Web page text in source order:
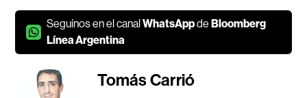
Seguínos en el canalWhatsAppdeBloomberg
Línea Argentina
Tomás Carrió